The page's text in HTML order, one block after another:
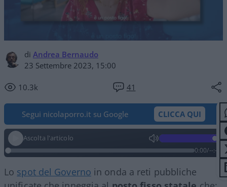
di Andrea Bernaudo
23 Settembre 2023, 15:00
10.3k 41
Segui nicolaporro.it su Google CLICCA QUI
Ascolta l'articolo
0:00/--:--
Lo spot del Governo in onda a reti pubbliche